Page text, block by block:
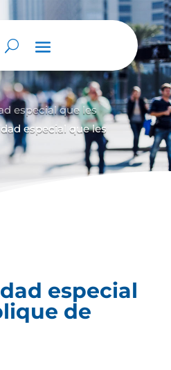
especial que les
especial que les
especial
de